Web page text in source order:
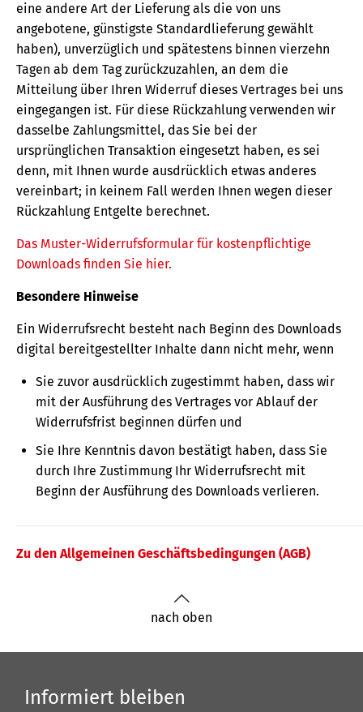
eine andere Art der Lieferung als die von uns
angebotene, günstigste Standardlieferung gewählt
haben), unverzüglich und spätestens binnen vierzehn
Tagen ab dem Tag zurückzuzahlen, an dem die
Mitteilung über Ihren Widerruf dieses Vertrages bei uns
eingegangen ist. Für diese Rückzahlung verwenden wir
dasselbe Zahlungsmittel, das Sie bei der
ursprünglichen Transaktion eingesetzt haben, es sei
denn, mit Ihnen wurde ausdrücklich etwas anderes
vereinbart; in keinem Fall werden Ihnen wegen dieser
Rückzahlung Entgelte berechnet.
Das Muster-Widerrufsformular für kostenpflichtige
Downloads finden Sie hier.
Besondere Hinweise
Ein Widerrufsrecht besteht nach Beginn des Downloads
digital bereitgestellter Inhalte dann nicht mehr, wenn
Sie zuvor ausdrücklich zugestimmt haben, dass wir
mit der Ausführung des Vertrages vor Ablauf der
Widerrufsfrist beginnen dürfen und
Sie Ihre Kenntnis davon bestätigt haben, dass Sie
durch Ihre Zustimmung Ihr Widerrufsrecht mit
Beginn der Ausführung des Downloads verlieren.
Zu den Allgemeinen Geschäftsbedingungen (AGB)
nach oben
Informiert bleiben